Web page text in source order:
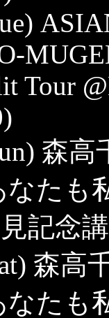
Tour
森
なたも
記念
森高
なたも